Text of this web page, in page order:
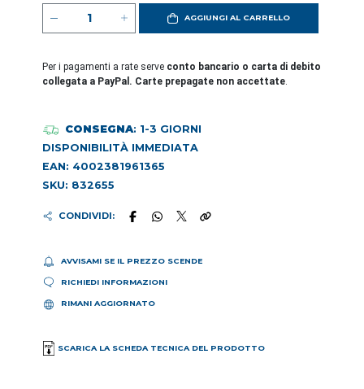
AGGIUNGI AL CARRELLO
Per i pagamenti a rate serve conto bancario o carta di debito
collegata a PayPal. Carte prepagate non accettate.
CONSEGNA: 1-3 GIORNI
DISPONIBILITÀ IMMEDIATA
EAN: 4002381961365
SKU: 832655
CONDIVIDI:
AVVISAMI SE IL PREZZO SCENDE
RICHIEDI INFORMAZIONI
RIMANI AGGIORNATO
SCARICA LA SCHEDA TECNICA DEL PRODOTTO